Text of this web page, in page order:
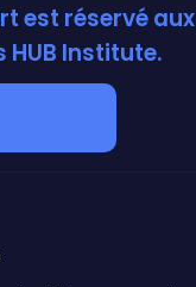
est réservé aux
HUB Institute.